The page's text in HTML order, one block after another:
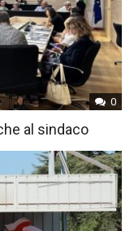
0
al sindaco